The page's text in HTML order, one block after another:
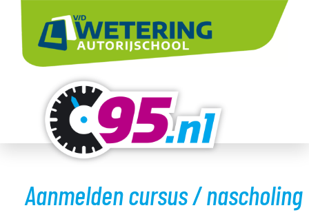
inhoud
Aanmelden cursus / nascholing